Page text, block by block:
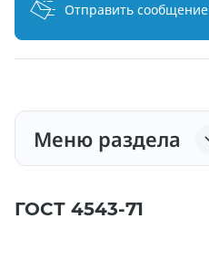
Отправить сообщение
Меню раздела
ГОСТ 4543-71